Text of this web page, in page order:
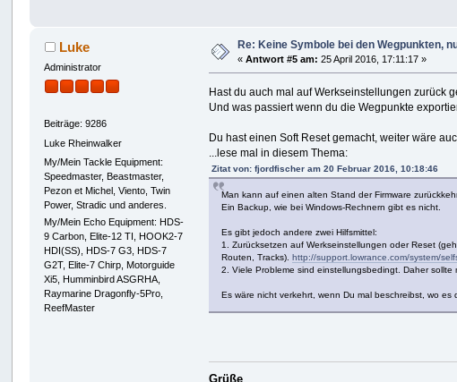
Luke
Administrator
Beiträge: 9286
Luke Rheinwalker
My/Mein Tackle Equipment:
Speedmaster, Beastmaster,
Pezon et Michel, Viento, Twin
Power, Stradic und anderes.
My/Mein Echo Equipment: HDS-
9 Carbon, Elite-12 TI, HOOK2-7
HDI(SS), HDS-7 G3, HDS-7
G2T, Elite-7 Chirp, Motorguide
Xi5, Humminbird ASGRHA,
Raymarine Dragonfly-5Pro,
ReefMaster
Re: Keine Symbole bei den Wegpunkten,
«Antwort #5 am: 25 April 2016, 17:11:17 »
Hast du auch mal auf Werkseinstellungen zurück
Und was passiert wenn du die Wegpunkte
Du hast einen Soft Reset gemacht, weiter wäre
...lese mal in diesem Thema:
Zitat von: fjordfischer am 20 Februar 2016, 10:18:46
Man kann auf einen alten Stand der Firmware
Ein Backup, wie bei Windows-Rechnern gibt es nicht.
Es gibt jedoch andere zwei Hilfsmittel:
1. Zurücksetzen auf Werkseinstellungen oder Reset
Routen, Tracks).http://support.lowrance.com/system/
2. Viele Probleme sind einstellungsbedingt. Daher
Es wäre nicht verkehrt, wenn Du mal beschreibst, wo es
Grüße